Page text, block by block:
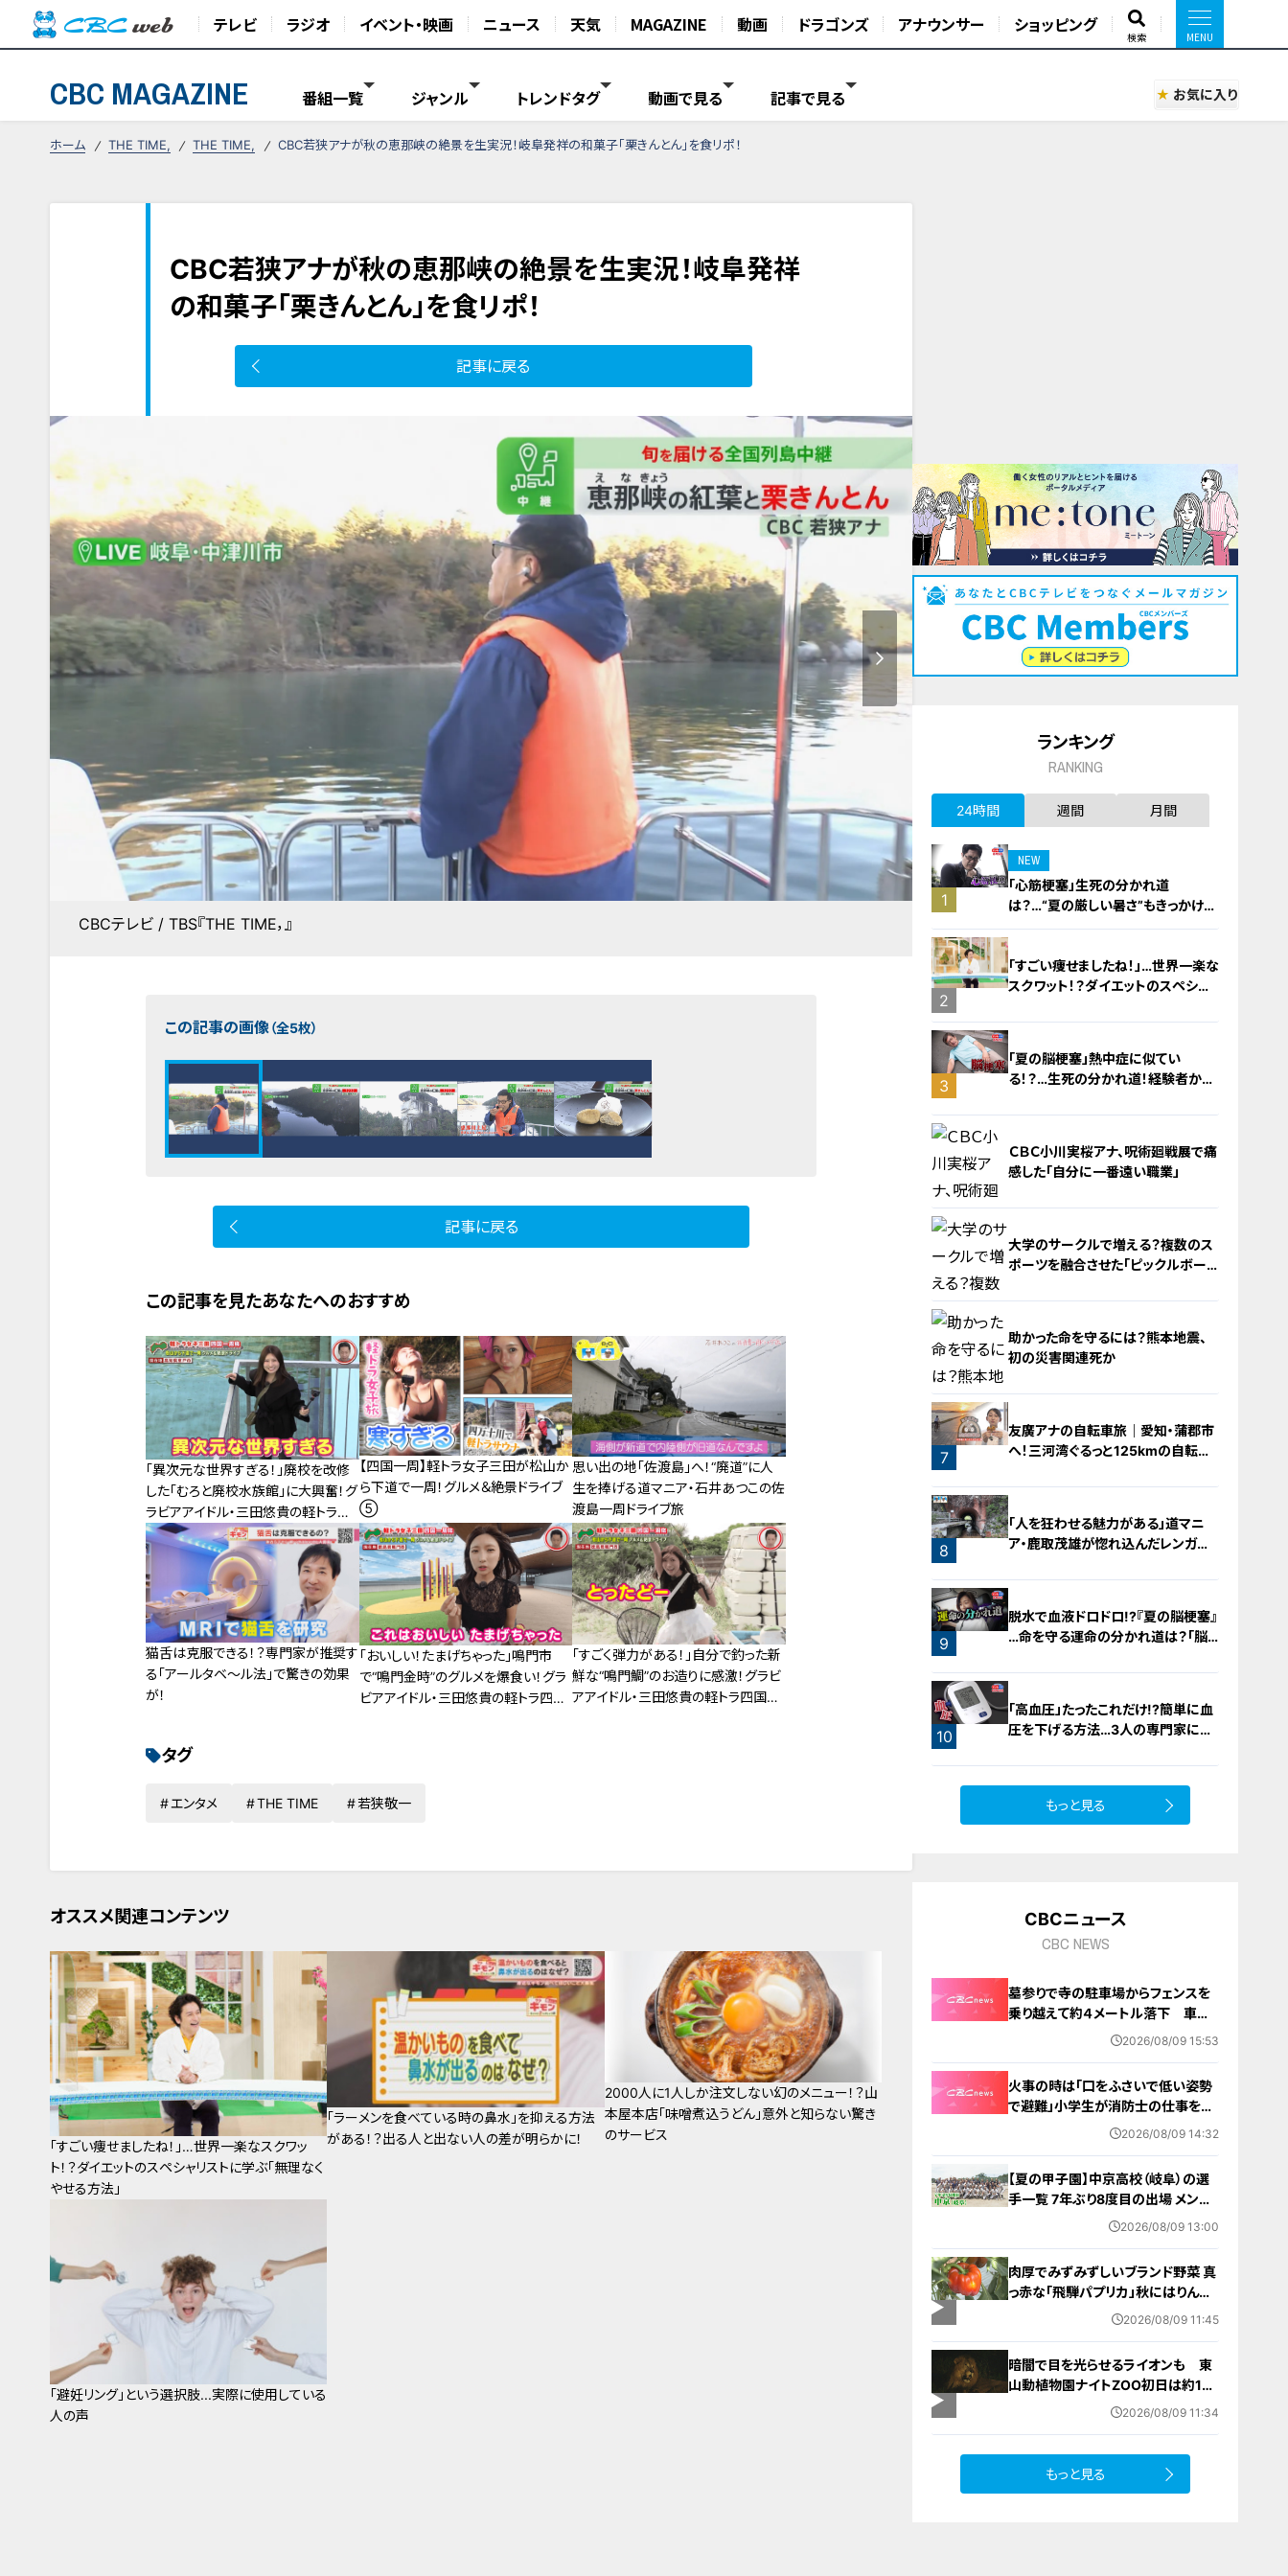
テレビ ラジオ イベント・映画 ニュース 天気 MAGAZINE 動画 ドラゴンズ アナウンサー ショッピング
検索
CBC MAGAZINE 番組一覧 ジャンル トレンドタグ 動画で見る 記事で見る お気に入り
ホーム THE TIME, THE TIME, CBC若狭アナが秋の恵那峡の絶景を生実況！岐阜発祥の和菓子「栗きんとん」を食リポ！
CBC若狭アナが秋の恵那峡の絶景を生実況！岐阜発祥
の和菓子「栗きんとん」を食リポ！
記事に戻る
CBCテレビ / TBS『THE TIME，』
この記事の画像（全5枚）
記事に戻る
この記事を見たあなたへのおすすめ
「異次元な世界すぎる！」廃校を改修
した「むろと廃校水族館」に大興奮！グ
ラビアアイドル・三田悠貴の軽トラ四
国一周の旅
【四国一周】軽トラ女子三田が松山か
ら下道で一周！グルメ＆絶景ドライブ
⑤
思い出の地「佐渡島」へ！“廃道”に人
生を捧げる道マニア・石井あつこの佐
渡島一周ドライブ旅
猫舌は克服できる！？専門家が推奨す
る「アールタベ～ル法」で驚きの効果
が！
「おいしい！たまげちゃった」鳴門市
で“鳴門金時”のグルメを爆食い！グラ
ビアアイドル・三田悠貴の軽トラ四国
「すごく弾力がある！」自分で釣った新
鮮な“鳴門鯛”のお造りに感激！グラビ
アアイドル・三田悠貴の軽トラ四国一
タグ
エンタメ THE TIME 若狭敬一
オススメ関連コンテンツ
「すごい痩せましたね！」…世界一楽なスクワッ
ト！？ダイエットのスペシャリストに学ぶ「無理なく
やせる方法」
「ラーメンを食べている時の鼻水」を抑える方法
がある！？出る人と出ない人の差が明らかに！
2000人に1人しか注文しない幻のメニュー！？山
本屋本店「味噌煮込うどん」意外と知らない驚き
のサービス
「避妊リング」という選択肢...実際に使用している
人の声
ランキング
RANKING
24時間 週間 月間
1
NEW
「心筋梗塞」生死の分かれ道
は？…“夏の厳しい暑さ”もきっかけ
に！発症前のキケンなサインと対処
2
「すごい痩せましたね！」…世界一楽な
スクワット！？ダイエットのスペシャ
3
「夏の脳梗塞」熱中症に似てい
る！？…生死の分かれ道！経験者から
4
ＣＢＣ小川実桜アナ、呪術廻戦展で痛
感した「自分に一番遠い職業」
5
大学のサークルで増える？複数のス
ポーツを融合させた「ピックルボー
6
助かった命を守るには？熊本地震、
初の災害関連死か
7
友廣アナの自転車旅｜愛知・蒲郡市
へ！三河湾ぐるっと125kmの自転車
8
「人を狂わせる魅力がある」道マニ
ア・鹿取茂雄が惚れ込んだレンガの
9
脱水で血液ドロドロ!?『夏の脳梗塞』
…命を守る運命の分かれ道は？「脳
10
「高血圧」たったこれだけ!?簡単に血
圧を下げる方法…3人の専門家に学
もっと見る
CBCニュース
CBC NEWS
墓参りで寺の駐車場からフェンスを
乗り越えて約４メートル落下 車に
乗っていた家族３人けが 岐阜・山
2026/08/09 15:53
火事の時は「口をふさいで低い姿勢
で避難」小学生が消防士の仕事を体
2026/08/09 14:32
【夏の甲子園】中京高校（岐阜）の選
手一覧 7年ぶり8度目の出場 メンバ
ー・出身中学・特徴は？高校野球
2026/08/09 13:00
肉厚でみずみずしいブランド野菜 真
っ赤な「飛騨パプリカ」秋にはりんご
のように甘い 岐阜・高山市の東農
2026/08/09 11:45
暗闇で目を光らせるライオンも 東
山動植物園ナイトZOO初日は約1万
7000人でにぎわう2026/08/09 11:34
もっと見る